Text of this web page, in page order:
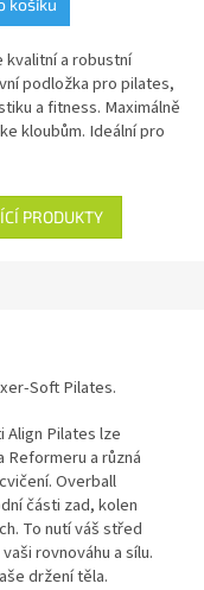
kvalitní a robustní
podložka pro pilates,
a fitness. Maximálně
kloubům. Ideální pro
PRODUKTY
Soft Pilates.
Pilates lze
a různá
Overball
části zad, kolen
To nutí váš střed
rovnováhu a sílu.
držení těla.